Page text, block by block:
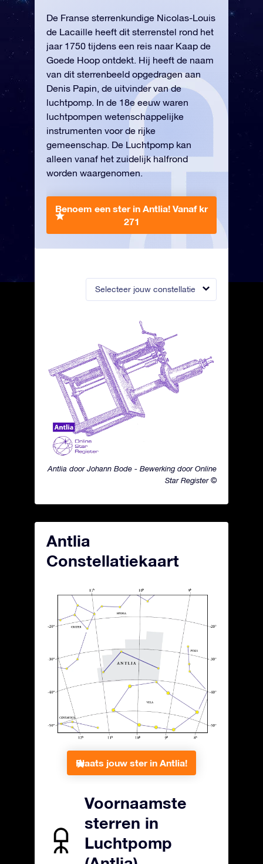
Selecteer jouw constellatie
Antlia door Johann Bode - Bewerking door Online
Star Register ©
De Franse sterrenkundige Nicolas-Louis
de Lacaille heeft dit sterrenstel rond het
jaar 1750 tijdens een reis naar Kaap de
Goede Hoop ontdekt. Hij heeft de naam
van dit sterrenbeeld opgedragen aan
Denis Papin, de uitvinder van de
luchtpomp. In de 18e eeuw waren
luchtpompen wetenschappelijke
instrumenten voor de rijke
gemeenschap. De Luchtpomp kan
alleen vanaf het zuidelijk halfrond
worden waargenomen.
Benoem een ster in Antlia! Vanaf kr
271
Antlia
Constellatiekaart
Plaats jouw ster in Antlia!
Voornaamste
sterren in
Luchtpomp